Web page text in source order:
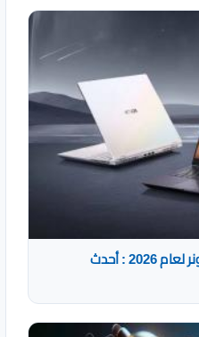
أفضل أجهزة اللاب توب من هونر لعام 2026 : أحدث